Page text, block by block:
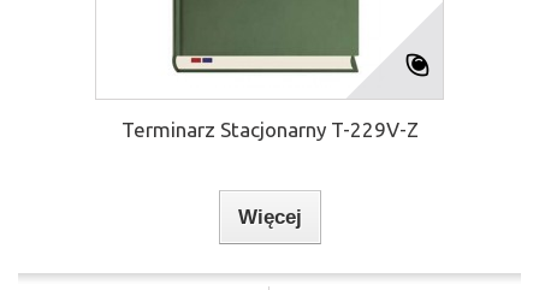
Terminarz Stacjonarny T-229V-Z
Więcej